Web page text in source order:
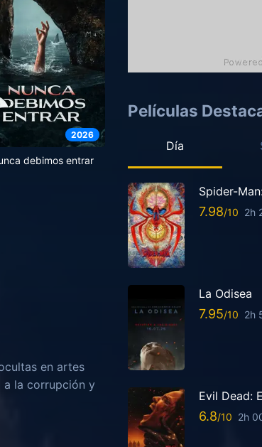
2026
debimos entrar
en artes
a la corrupción y
Películas
Día
Spider-
7.98 2h
La Odisea
7.95 2h
Evil Dead:
6.8 2h